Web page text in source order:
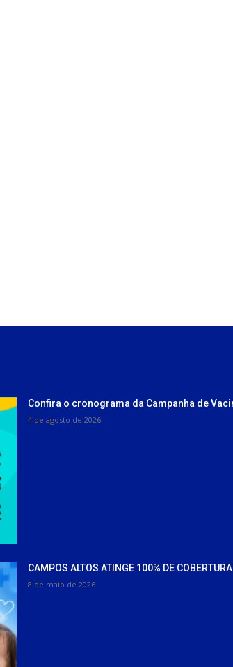
Confira o cronograma da Campanha de
4 de agosto de 2026
CAMPOS ALTOS ATINGE 100% DE
8 de maio de 2026